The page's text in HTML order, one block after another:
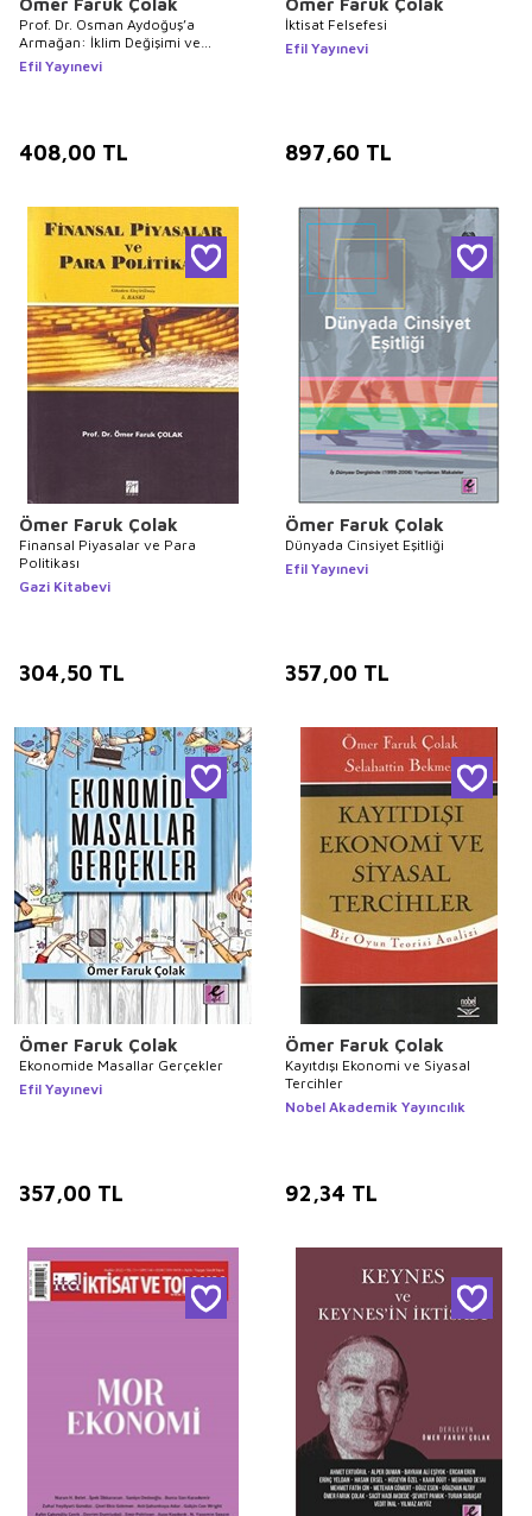
Ömer Faruk Çolak
Prof. Dr. Osman Aydoğuş’a
Armağan: İklim Değişimi ve
Türkiye Ekonomisinde Dönüşüm
Efil Yayınevi
408,00 TL
Ömer Faruk Çolak
İktisat Felsefesi
Efil Yayınevi
897,60 TL
Ömer Faruk Çolak
Finansal Piyasalar ve Para
Politikası
Gazi Kitabevi
304,50 TL
Ömer Faruk Çolak
Dünyada Cinsiyet Eşitliği
Efil Yayınevi
357,00 TL
Ömer Faruk Çolak
Ekonomide Masallar Gerçekler
Efil Yayınevi
357,00 TL
Ömer Faruk Çolak
Kayıtdışı Ekonomi ve Siyasal
Tercihler
Nobel Akademik Yayıncılık
92,34 TL